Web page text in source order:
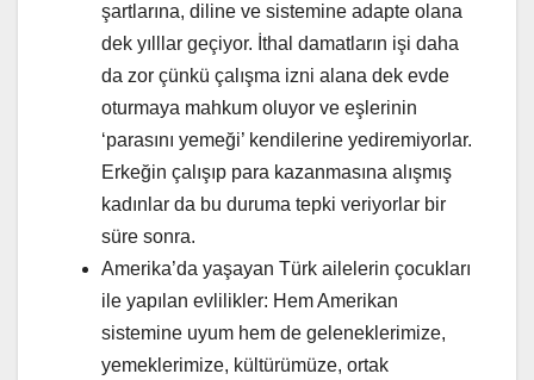
şartlarına, diline ve sistemine adapte olana
dek yılllar geçiyor. İthal damatların işi daha
da zor çünkü çalışma izni alana dek evde
oturmaya mahkum oluyor ve eşlerinin
‘parasını yemeği’ kendilerine yediremiyorlar.
Erkeğin çalışıp para kazanmasına alışmış
kadınlar da bu duruma tepki veriyorlar bir
süre sonra.
Amerika’da yaşayan Türk ailelerin çocukları
ile yapılan evlilikler: Hem Amerikan
sistemine uyum hem de geleneklerimize,
yemeklerimize, kültürümüze, ortak